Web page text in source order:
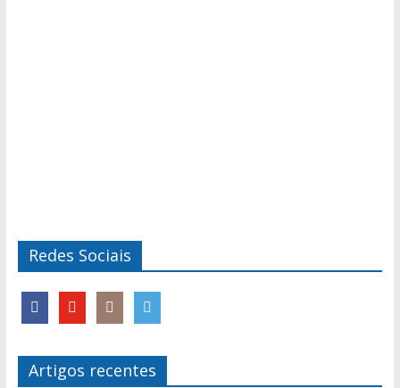
Redes Sociais
Artigos recentes